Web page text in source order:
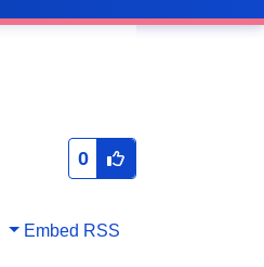
0
Embed RSS